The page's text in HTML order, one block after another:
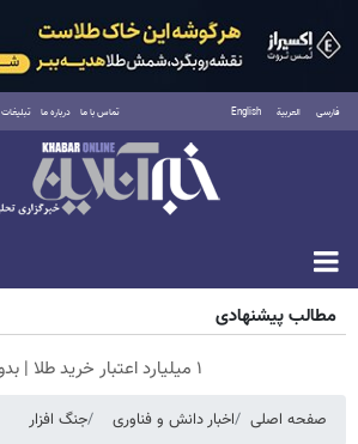
فارسی العربية English تماس با ما درباره ما تبلیغات
جمعه ۱۶ مرداد ۱۴۰۵
مطالب پیشنهادی
۱ میلیارد اعتبار خرید طلا | بدون ضامن و چک
صفحه اصلی اخبار دانش و فناوری جنگ افزار